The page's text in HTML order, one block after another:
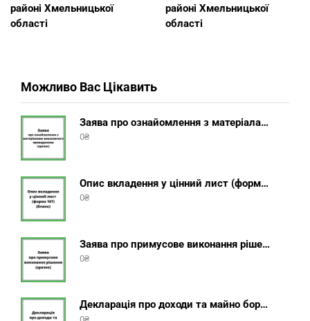
районі Хмельницької
області
районі Хмельницької
області
Можливо Вас Цікавить
Заява про ознайомлення з матеріалами виконавчого провадження (зразок, шаблон 2025 року)
0₴
Опис вкладення у цінний лист (форма 107) + інструкція відправлення цінного листа з описом вкладення
0₴
Заява про примусове виконання рішення (зразок, шаблон 2025 року)
0₴
Декларація про доходи та майно боржника фізичної особи (бланк) + інструкція